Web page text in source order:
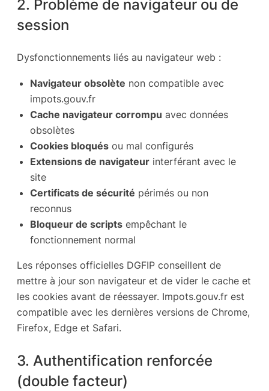
2. Problème de navigateur ou de
session
Dysfonctionnements liés au navigateur web :
Navigateur obsolète non compatible avec
impots.gouv.fr
Cache navigateur corrompu avec données
obsolètes
Cookies bloqués ou mal configurés
Extensions de navigateur interférant avec le
site
Certificats de sécurité périmés ou non
reconnus
Bloqueur de scripts empêchant le
fonctionnement normal
Les réponses officielles DGFIP conseillent de
mettre à jour son navigateur et de vider le cache et
les cookies avant de réessayer. Impots.gouv.fr est
compatible avec les dernières versions de Chrome,
Firefox, Edge et Safari.
3. Authentification renforcée
(double facteur)